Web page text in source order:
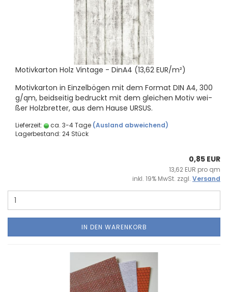
Mo­tiv­kar­ton Holz Vin­ta­ge - DinA4 (13,62 EUR/m²)
Mo­tiv­kar­ton in Ein­zel­bö­gen mit dem For­mat DIN A4, 300
g/qm, beid­sei­tig be­druckt mit dem glei­chen Motiv wei­
ßer Holz­bret­ter, aus dem Hause URSUS.
Lieferzeit: ca. 3-4 Tage (Ausland abweichend)
Lagerbestand: 24 Stück
0,85 EUR
13,62 EUR pro qm
inkl. 19% MwSt. zzgl. Versand
IN DEN WARENKORB